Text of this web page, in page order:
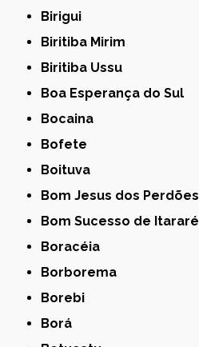
Birigui
Biritiba Mirim
Biritiba Ussu
Boa Esperança do Sul
Bocaina
Bofete
Boituva
Bom Jesus dos Perdões
Bom Sucesso de Itararé
Boracéia
Borborema
Borebi
Borá